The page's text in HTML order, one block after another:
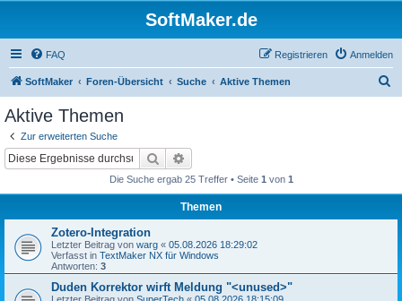
SoftMaker.de
FAQ Anmelden
Registrieren
SoftMaker Foren-Übersicht Suche Aktive Themen
Aktive Themen
Zur erweiterten Suche
Suche
Die Suche ergab 25 Treffer • Seite 1 von 1
Themen
Zotero-Integration
Letzter Beitrag von warg « 05.08.2026 18:29:02
Verfasst in TextMaker NX für Windows
Antworten: 3
Duden Korrektor wirft Meldung "<unused>"
Letzter Beitrag von SuperTech « 05.08.2026 18:15:09